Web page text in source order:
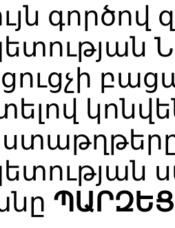
ՊԱՐԶԵՑ